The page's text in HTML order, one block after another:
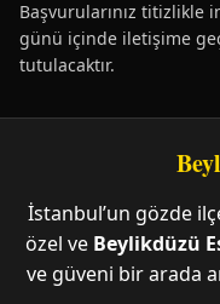
Başvurularınız titizlikle
günü içinde iletişime
tutulacaktır.
İstanbul’un gözde
özel ve Beylikdüzü
ve güveni bir arada